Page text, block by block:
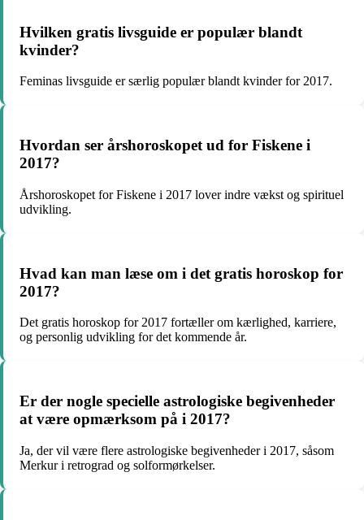
Hvilken gratis livsguide er populær blandt
kvinder?
Feminas livsguide er særlig populær blandt kvinder for 2017.
Hvordan ser årshoroskopet ud for Fiskene i
2017?
Årshoroskopet for Fiskene i 2017 lover indre vækst og spirituel
udvikling.
Hvad kan man læse om i det gratis horoskop for
2017?
Det gratis horoskop for 2017 fortæller om kærlighed, karriere,
og personlig udvikling for det kommende år.
Er der nogle specielle astrologiske begivenheder
at være opmærksom på i 2017?
Ja, der vil være flere astrologiske begivenheder i 2017, såsom
Merkur i retrograd og solformørkelser.